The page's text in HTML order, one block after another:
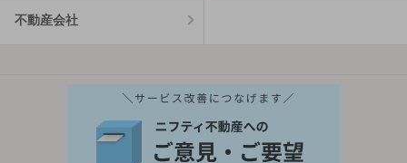
不動産会社